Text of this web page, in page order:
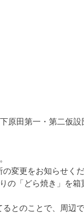
原田第一・第二仮
変更をお知らせくだ
の「どら焼き」を箱
とのことで、周辺